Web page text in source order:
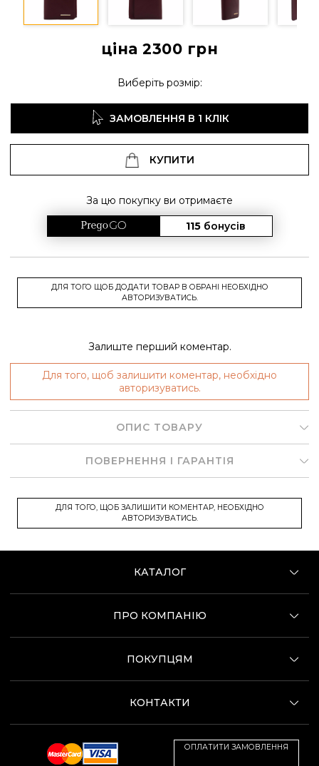
ціна 2300 грн
Виберіть розмір:
ЗАМОВЛЕННЯ В 1 КЛІК
КУПИТИ
За цю покупку ви отримаєте
115 бонусів
ДЛЯ ТОГО ЩОБ ДОДАТИ ТОВАР В ОБРАНІ НЕОБХІДНО
АВТОРИЗУВАТИСЬ.
Залиште перший коментар.
Для того, щоб залишити коментар, необхідно
авторизуватись.
ОПИС ТОВАРУ
ПОВЕРНЕННЯ І ГАРАНТІЯ
ДЛЯ ТОГО, ЩОБ ЗАЛИШИТИ КОМЕНТАР, НЕОБХІДНО
АВТОРИЗУВАТИСЬ.
КАТАЛОГ
ПРО КОМПАНІЮ
ПОКУПЦЯМ
КОНТАКТИ
ОПЛАТИТИ ЗАМОВЛЕННЯ